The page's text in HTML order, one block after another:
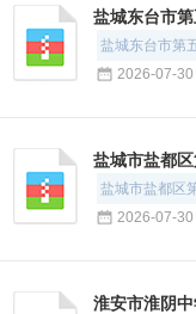
盐城东台市
盐城东台市第
2026-07-30
盐城市盐都
盐城市盐都区
2026-07-30
淮安市淮阴